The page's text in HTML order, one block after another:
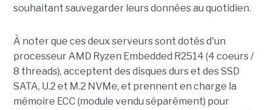
souhaitant sauvegarder leurs données au quotidien.
À noter que ces deux serveurs sont dotés d'un
processeur AMD Ryzen Embedded R2514 (4 coeurs /
8 threads), acceptent des disques durs et des SSD
SATA, U.2 et M.2 NVMe, et prennent en charge la
mémoire ECC (module vendu séparément) pour